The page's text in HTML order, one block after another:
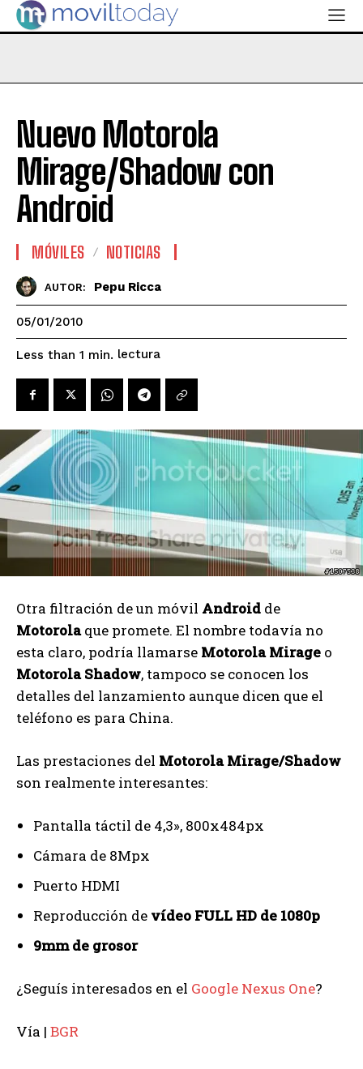
Nuevo Motorola
Mirage/Shadow con
Android
MÓVILES NOTICIAS
AUTOR: Pepu Ricca
05/01/2010
Less than 1 min. lectura
Otra filtración de un móvil Android de
Motorolaque promete. El nombre todavía no
esta claro, podría llamarse Motorola Mirage o
Motorola Shadow, tampoco se conocen los
detalles del lanzamiento aunque dicen que el
teléfono es para China.
Las prestaciones del Motorola Mirage/Shadow
son realmente interesantes:
Pantalla táctil de 4,3», 800x484px
Cámara de 8Mpx
Puerto HDMI
Reproducción de vídeo FULL HD de 1080p
9mm de grosor
¿Seguís interesados en el Google Nexus One?
Vía | BGR